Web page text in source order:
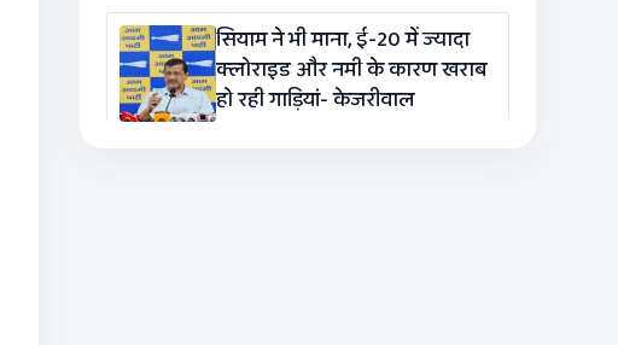
सियाम ने भी माना, ई-20 में ज्यादा
क्लोराइड और नमी के कारण खराब
हो रही गाड़ियां- केजरीवाल